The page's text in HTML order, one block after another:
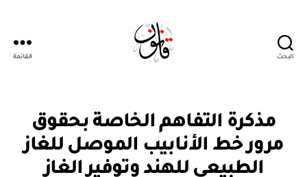
البحث القائمة
التصنيفات
مذكرة التفاهم الخاصة بحقوق
مرور خط الأنابيب الموصل للغاز
الطبيعي للهند وتوفير الغاز